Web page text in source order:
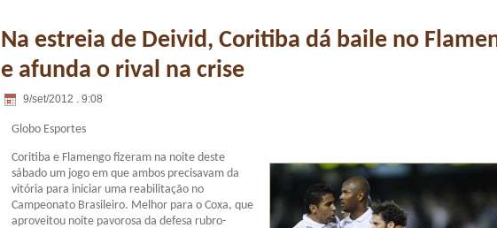
Na estreia de Deivid, Coritiba dá baile no
e afunda o rival na crise
9/set/2012 . 9:08
Globo Esportes
Coritiba e Flamengo fizeram na noite deste
sábado um jogo em que ambos precisavam da
vitória para iniciar uma reabilitação no
Campeonato Brasileiro. Melhor para o Coxa, que
aproveitou noite pavorosa da defesa rubro-